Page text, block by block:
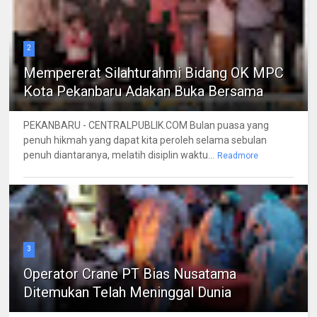
2
Mempererat Silahturahmi Bidang OK MPC
Kota Pekanbaru Adakan Buka Bersama
PEKANBARU - CENTRALPUBLIK.COM Bulan puasa yang
penuh hikmah yang dapat kita peroleh selama sebulan
penuh diantaranya, melatih disiplin waktu... Readmore
3
Operator Crane PT Bias Nusatama
Ditemukan Telah Meninggal Dunia